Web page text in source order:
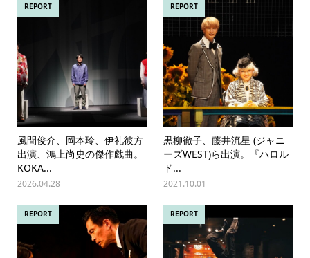
REPORT
風間俊介、岡本玲、伊礼彼方
出演、鴻上尚史の傑作戯曲。
KOKA...
2026.04.28
REPORT
黒柳徹子、藤井流星 (ジャニ
ーズWEST)ら出演。『ハロル
ド...
2021.10.01
REPORT REPORT